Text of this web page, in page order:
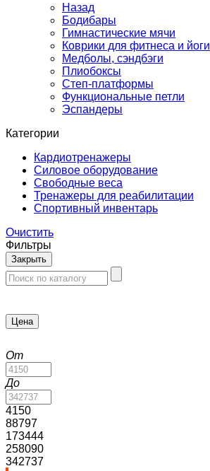
Назад
Бодибары
Гимнастические мячи
Коврики для фитнеса и йоги
Медболы, сэндбэги
Плиобоксы
Степ-платформы
Функциональные петли
Эспандеры
Категории
Кардиотренажеры
Силовое оборудование
Свободные веса
Тренажеры для реабилитации
Спортивный инвентарь
Очистить
Фильтры
Закрыть
Цена
От
До
4150
88797
173444
258090
342737